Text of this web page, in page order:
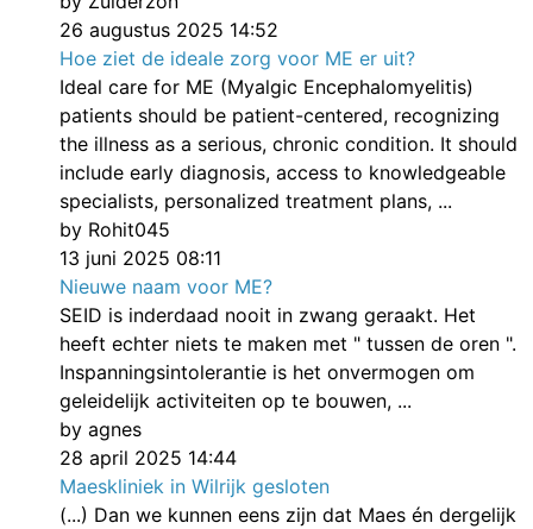
26 augustus 2025 14:52
Hoe ziet de ideale zorg voor ME er uit?
Ideal care for ME (Myalgic Encephalomyelitis)
patients should be patient-centered, recognizing
the illness as a serious, chronic condition. It should
include early diagnosis, access to knowledgeable
specialists, personalized treatment plans, ...
by Rohit045
13 juni 2025 08:11
Nieuwe naam voor ME?
SEID is inderdaad nooit in zwang geraakt. Het
heeft echter niets te maken met " tussen de oren ".
Inspanningsintolerantie is het onvermogen om
geleidelijk activiteiten op te bouwen, ...
by agnes
28 april 2025 14:44
Maeskliniek in Wilrijk gesloten
(...) Dan we kunnen eens zijn dat Maes én dergelijk